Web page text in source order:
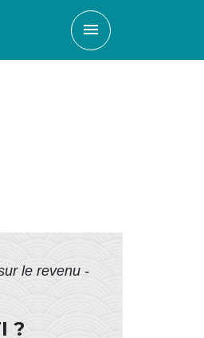
menu
le revenu -
?